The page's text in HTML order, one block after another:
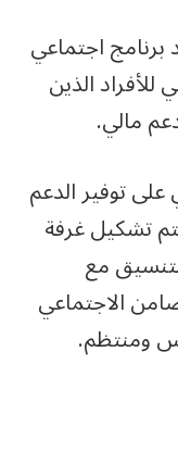
برنامج اجتماعي
الذين
مالي.
توفير الدعم
تشكيل غرفة
مع
الاجتماعي
ومنتظم.